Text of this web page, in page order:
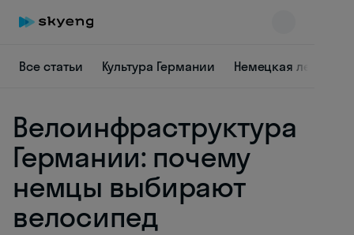
Все статьи Культура Германии Немецкая лексика
Велоинфраструктура
Германии: почему
немцы выбирают
велосипед
Skyeng Chat
online